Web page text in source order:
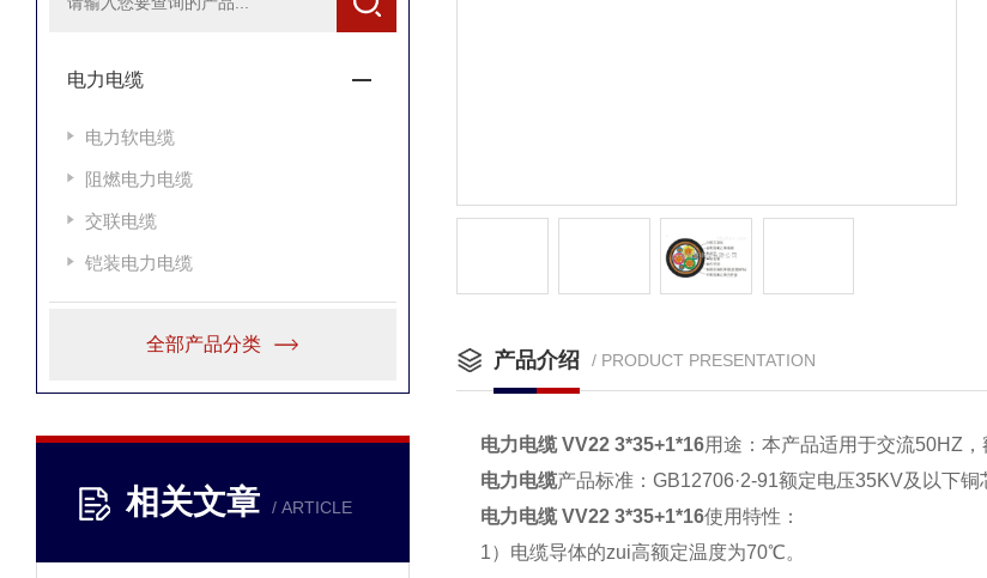
电力电缆
电力软电缆
阻燃电力电缆
交联电缆
铠装电力电缆
全部产品分类
相关文章 / ARTICLE
产品介绍 / PRODUCT PRESENTATION
电力电缆 VV22 3*35+1*16用途：本产品适用于交流50HZ
电力电缆产品标准：GB12706·2-91额定电压35KV及以下
电力电缆 VV22 3*35+1*16使用特性：
1）电缆导体的zui高额定温度为70℃。